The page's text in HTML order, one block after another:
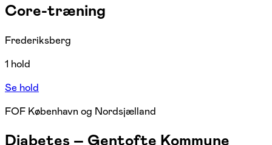
Core-træning
Frederiksberg
1 hold
Se hold
FOF København og Nordsjælland
Diabetes – Gentofte Kommune